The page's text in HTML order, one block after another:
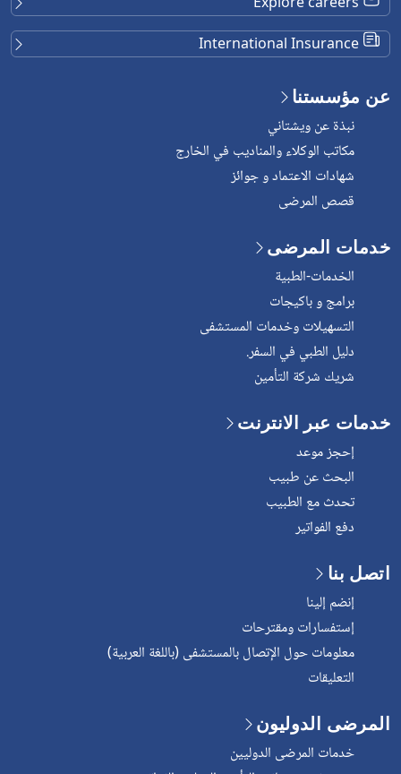
عن مؤسستنا
نبذة عن ويشتاني
مكاتب الوكلاء والمناديب في الخارج
شهادات الاعتماد و جوائز
قصص المرضى
خدمات المرضى
الخدمات-الطبية
برامج و باكيجات
التسهيلات وخدمات المستشفى
دليل الطبي في السفر.
شريك شركة التأمين
خدمات عبر الانترنت
إحجز موعد
البحث عن طبيب
تحدث مع الطبيب
دفع الفواتير
اتصل بنا
إنضم إلينا
إستفسارات ومقترحات
معلومات حول الإتصال بالمستشفى (باللغة العربية)
التعليقات
المرضى الدوليون
خدمات المرضى الدوليين